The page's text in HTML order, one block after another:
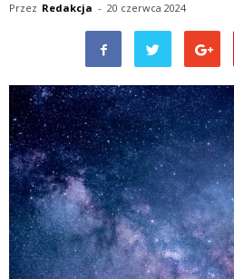
Przez Redakcja - 20 czerwca 2024